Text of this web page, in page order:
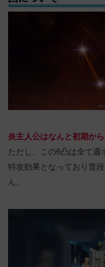
炎主人公はなんと初期から
ただし、この6凸は全て週
特攻効果となっており普
ん。